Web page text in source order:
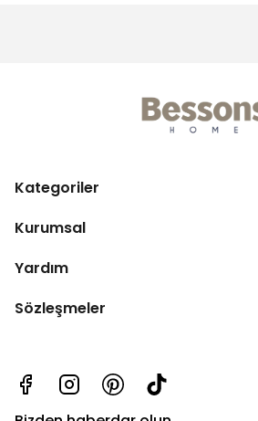
Kategoriler
Kurumsal
Yardım
Sözleşmeler